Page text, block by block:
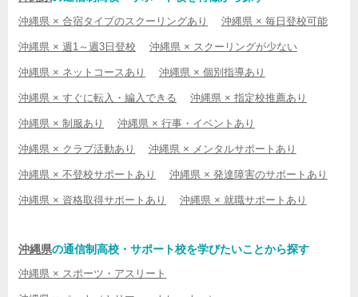
沖縄県 × 合宿タイプのスクーリングあり 沖縄県 × 毎日登校可能
沖縄県 × 週1～週3日登校 沖縄県 × スクーリングが少ない
沖縄県 × ネットコースあり 沖縄県 × 個別指導あり
沖縄県 × すぐに転入・編入できる 沖縄県 × 指定校推薦あり
沖縄県 × 制服あり 沖縄県 × 行事・イベントあり
沖縄県 × クラブ活動あり 沖縄県 × メンタルサポートあり
沖縄県 × 不登校サポートあり 沖縄県 × 発達障害のサポートあり
沖縄県 × 資格取得サポートあり 沖縄県 × 就職サポートあり
沖縄県の通信制高校・サポート校を学びたいことから探す
沖縄県 × スポーツ・アスリート